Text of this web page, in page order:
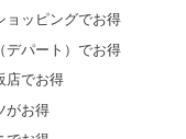
ョッピングでお得
デパート）でお得
店でお得
がお得